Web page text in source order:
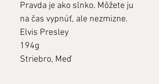
Pravda je ako slnko. Môžete ju
na čas vypnúť, ale nezmizne.
Elvis Presley
194g
Striebro, Meď